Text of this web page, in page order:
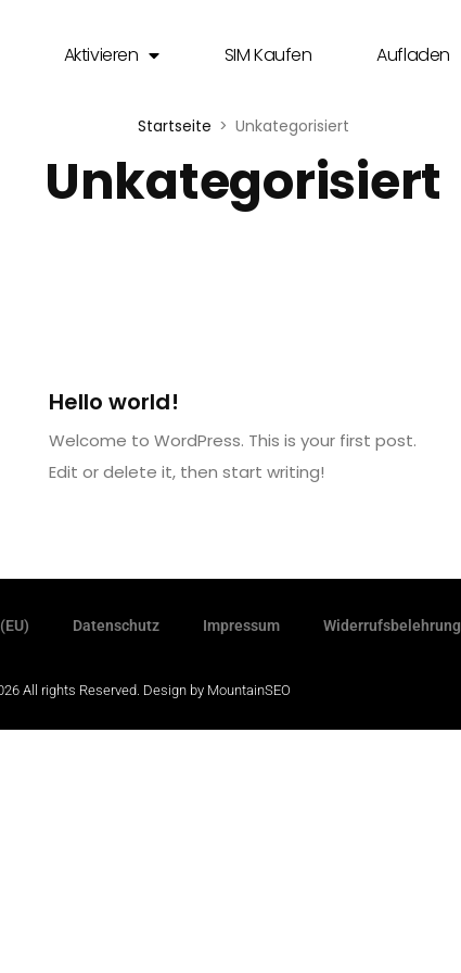
Aktivieren SIM Kaufen Aufladen
Startseite Unkategorisiert
Unkategorisiert
Hello world!
Welcome to WordPress. This is your first post.
Edit or delete it, then start writing!
Datenschutz Impressum Widerrufsbelehrung
All rights Reserved. Design by MountainSEO